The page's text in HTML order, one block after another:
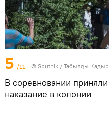
5 /11 © Sputnik / Табылды
В соревновании
наказание в колонии